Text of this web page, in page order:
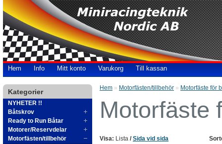
Hem Info Mitt konto Varukorg Till kassan
Kategorier
NYHETER !!
Båtskrov
Ready to Run Båtar
Motorer/Reservdelar
Motorfästen/tillbehör
Hem » Motorfästen/tillbehör » Motorfäste för
Motorfäste
Visa: Lista / Sida vid sida